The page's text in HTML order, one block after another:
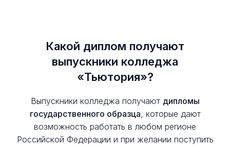
Какой диплом получают
выпускники колледжа
«Тьютория»?
Выпускники колледжа получают дипломы
государственного образца , которые дают
возможность работать в любом регионе
Российской Федерации и при желании поступить